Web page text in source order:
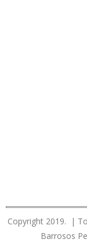
Copyright 2019. |
Barrosos